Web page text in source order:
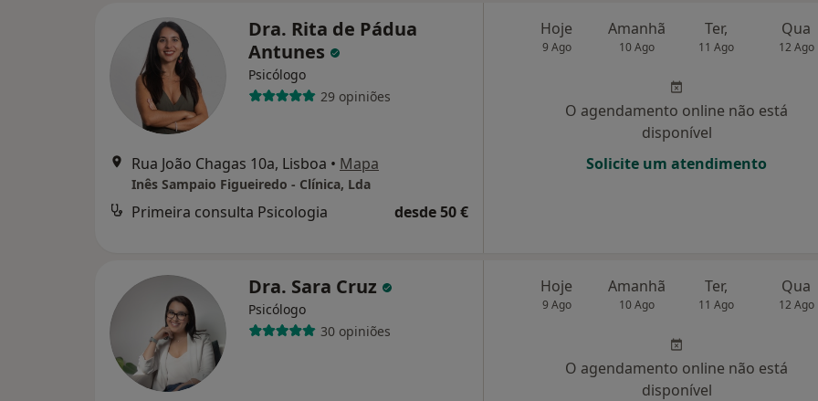
Dra. Rita de Pádua
Antunes
Psicólogo
29 opiniões
Rua João Chagas 10a, Lisboa • Mapa
Inês Sampaio Figueiredo - Clínica, Lda
Primeira consulta Psicologia desde 50 €
Hoje
9 Ago
Amanhã
10 Ago
Ter,
11 Ago
Qua
12 Ago
O agendamento online não está
disponível
Solicite um atendimento
Dra. Sara Cruz
Psicólogo
30 opiniões
Hoje
9 Ago
Amanhã
10 Ago
Ter,
11 Ago
Qua
12 Ago
O agendamento online não está
disponível